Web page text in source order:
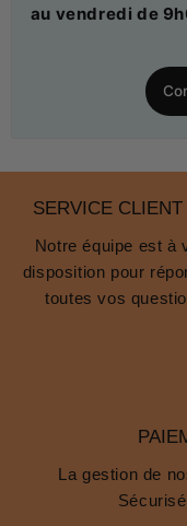
au vendredi de
SERVICE CLIENT
Notre équipe est à
disposition pour
toutes vos
La gestion de